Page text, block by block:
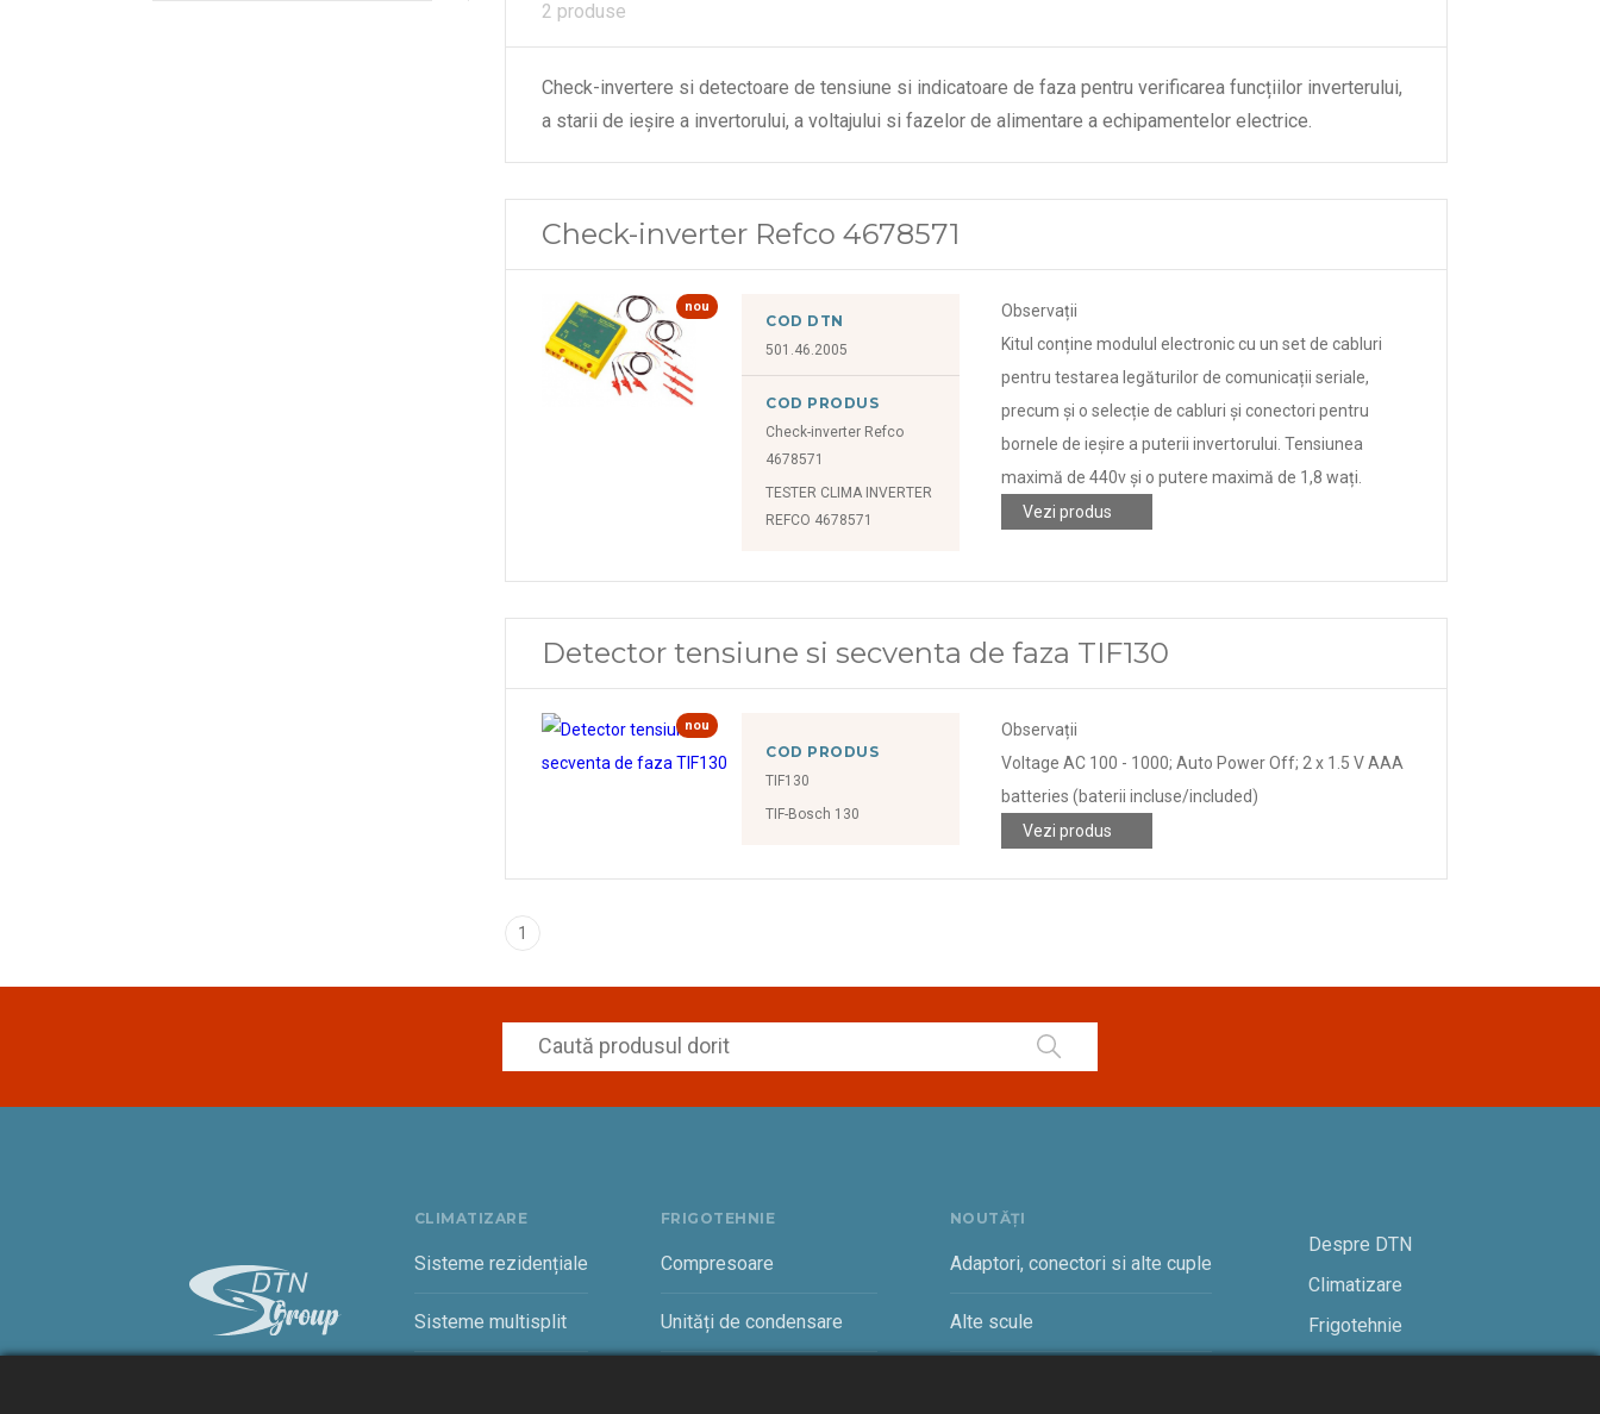
2 produse
Check-invertere si detectoare de tensiune si indicatoare de faza pentru verificarea funcțiilor inverterului,
a starii de ieșire a invertorului, a voltajului si fazelor de alimentare a echipamentelor electrice.
Check-inverter Refco 4678571
nou
COD DTN
501.46.2005
COD PRODUS
Check-inverter Refco
4678571
TESTER CLIMA INVERTER
REFCO 4678571
Observații
Kitul conține modulul electronic cu un set de cabluri
pentru testarea legăturilor de comunicații seriale,
precum și o selecție de cabluri și conectori pentru
bornele de ieșire a puterii invertorului. Tensiunea
maximă de 440v și o putere maximă de 1,8 wați.
Vezi produs
Detector tensiune si secventa de faza TIF130
nou
COD PRODUS
TIF130
TIF-Bosch 130
Observații
Voltage AC 100 - 1000; Auto Power Off; 2 x 1.5 V AAA
batteries (baterii incluse/included)
Vezi produs
1
CLIMATIZARE
Sisteme rezidențiale
Sisteme multisplit
FRIGOTEHNIE
Compresoare
Unități de condensare
NOUTĂȚI
Adaptori, conectori si alte cuple
Alte scule
Despre DTN
Climatizare
Frigotehnie